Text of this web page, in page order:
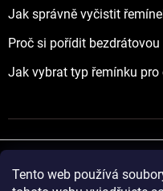
Tento web používá
Jak správně vyčistit
Proč si pořídit bezdrátovou
Jak vybrat typ řemínku pro